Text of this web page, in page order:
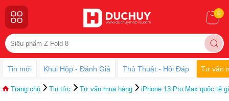
0
Tin mới Khui Hộp - Đánh Giá Thủ Thuật - Hỏi Đáp Tư vấn
Trang chủ Tin tức Tư vấn mua hàng iPhone 13 Pro Max quốc tế